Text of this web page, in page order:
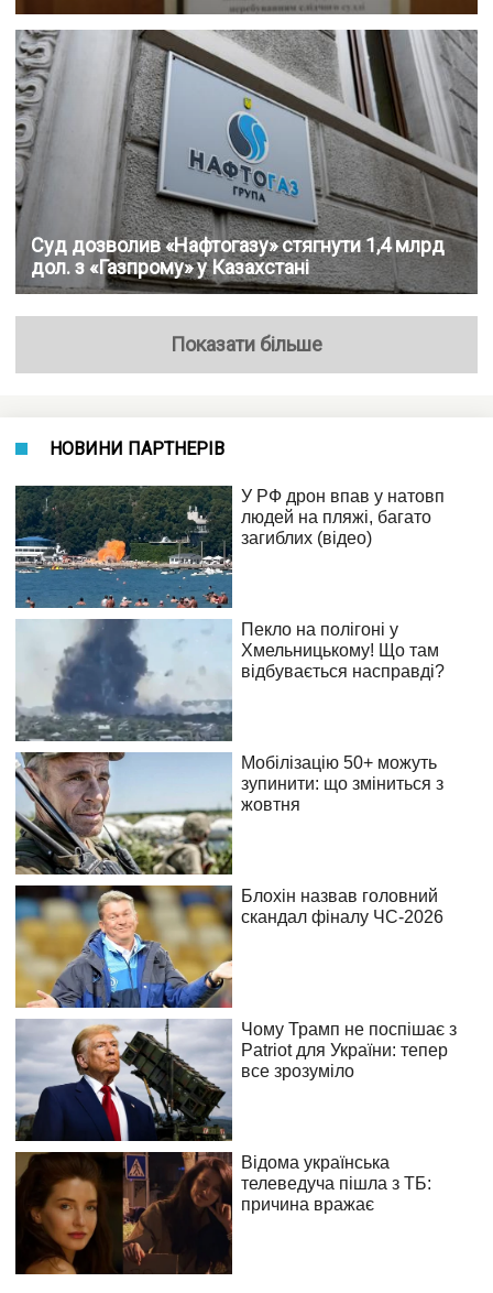
Суд дозволив «Нафтогазу» стягнути 1,4 млрд
дол. з «Газпрому» у Казахстані
Показати більше
НОВИНИ ПАРТНЕРІВ